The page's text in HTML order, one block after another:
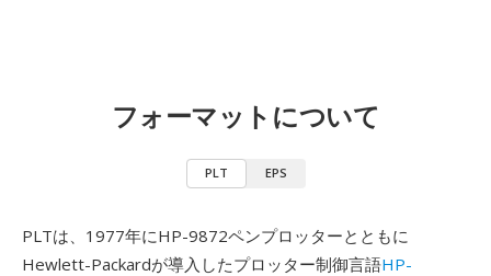
フォーマットについて
PLT EPS
PLTは、1977年にHP-9872ペンプロッターとともに
Hewlett-Packardが導入したプロッター制御言語HP-